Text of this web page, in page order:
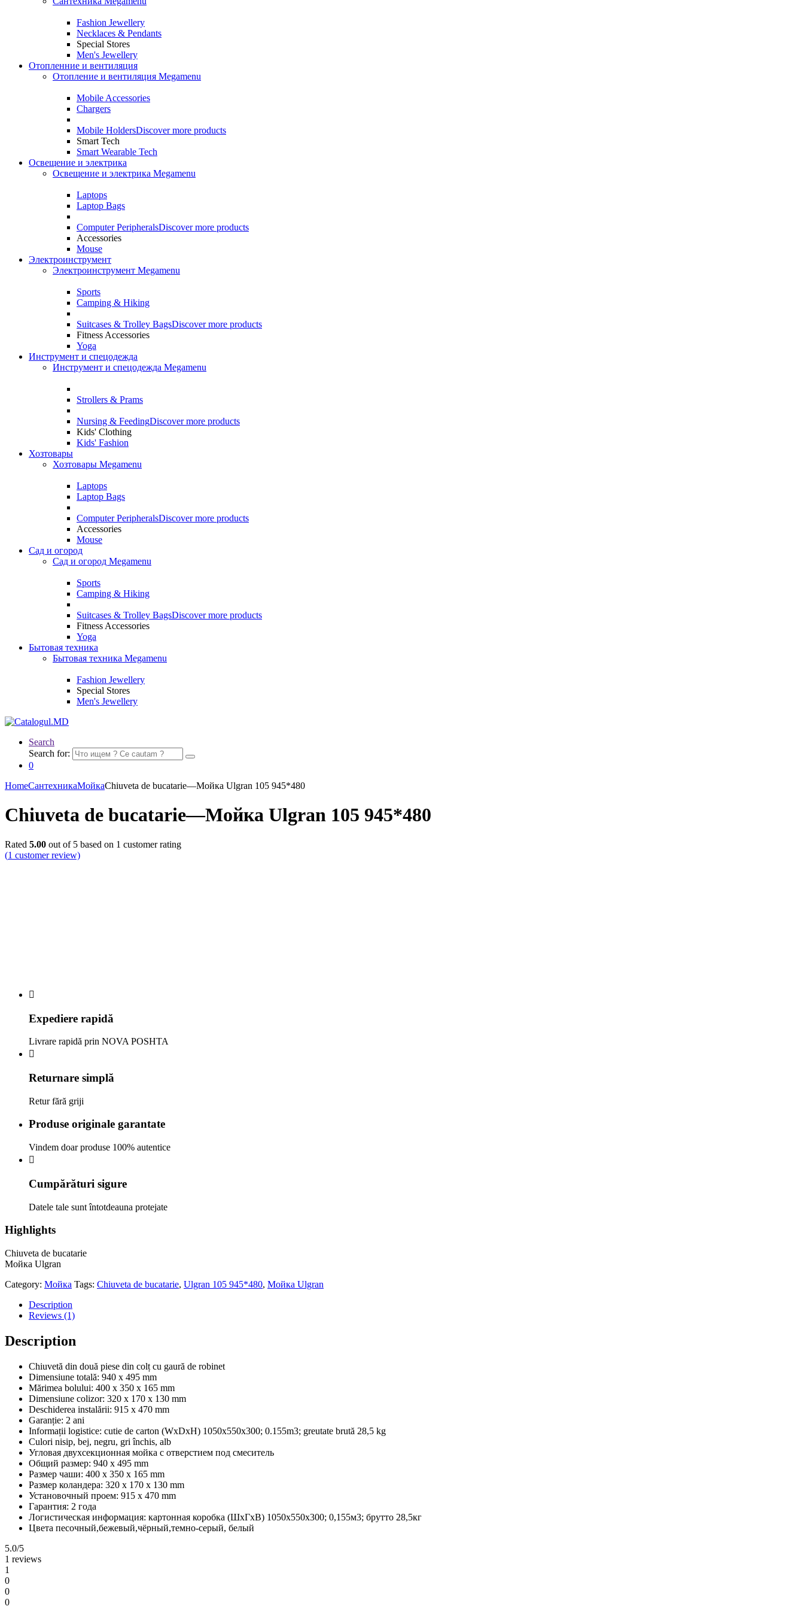
Fashion Jewellery
Necklaces & Pendants
Special Stores
Men's Jewellery
Отопленние и вентиляция
Отопление и вентиляция Megamenu
Mobile Accessories
Chargers
Mobile HoldersDiscover more products
Smart Tech
Smart Wearable Tech
Освещение и электрика
Освещение и электрика Megamenu
Laptops
Laptop Bags
Computer PeripheralsDiscover more products
Accessories
Mouse
Электроинструмент
Электроинструмент Megamenu
Sports
Camping & Hiking
Suitcases & Trolley BagsDiscover more products
Fitness Accessories
Yoga
Инструмент и спецодежда
Инструмент и спецодежда Megamenu
Strollers & Prams
Nursing & FeedingDiscover more products
Kids' Clothing
Kids' Fashion
Хозтовары
Хозтовары Megamenu
Laptops
Laptop Bags
Computer PeripheralsDiscover more products
Accessories
Mouse
Сад и огород
Сад и огород Megamenu
Sports
Camping & Hiking
Suitcases & Trolley BagsDiscover more products
Fitness Accessories
Yoga
Бытовая техника
Бытовая техника Megamenu
Fashion Jewellery
Special Stores
Men's Jewellery
Search
Search for:
0
HomeСантехникаМойкаChiuveta de bucatarie—Мойка Ulgran 105 945*480
Chiuveta de bucatarie—Мойка Ulgran 105 945*480
Rated 5.00 out of 5 based on 1 customer rating
(1 customer review)
Expediere rapidă
Livrare rapidă prin NOVA POSHTA
Returnare simplă
Retur fără griji
Produse originale garantate
Vindem doar produse 100% autentice
Cumpărături sigure
Datele tale sunt întotdeauna protejate
Highlights
Chiuveta de bucatarie
Мойка Ulgran
Category: Мойка Tags: Chiuveta de bucatarie, Ulgran 105 945*480, Мойка Ulgran
Description
Reviews (1)
Description
Chiuvetă din două piese din colț cu gaură de robinet
Dimensiune totală: 940 x 495 mm
Mărimea bolului: 400 x 350 x 165 mm
Dimensiune colizor: 320 x 170 x 130 mm
Deschiderea instalării: 915 x 470 mm
Garanție: 2 ani
Informații logistice: cutie de carton (WxDxH) 1050x550x300; 0.155m3; greutate brută 28,5 kg
Culori nisip, bej, negru, gri închis, alb
Угловая двухсекционная мойка с отверстием под смеситель
Общий размер: 940 х 495 mm
Размер чаши: 400 х 350 х 165 mm
Размер коландера: 320 х 170 х 130 mm
Установочный проем: 915 х 470 mm
Гарантия: 2 года
Логистическая информация: картонная коробка (ШхГхВ) 1050х550х300; 0,155м3; брутто 28,5кг
Цвета песочный,бежевый,чёрный,темно-серый, белый
5.0/5
1 reviews
1
0
0
0